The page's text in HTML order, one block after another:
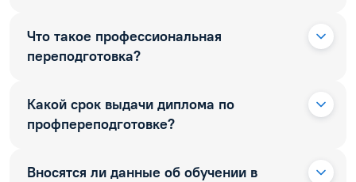
Что такое профессиональная
переподготовка?
Какой срок выдачи диплома по
профпереподготовке?
Вносятся ли данные об обучении в